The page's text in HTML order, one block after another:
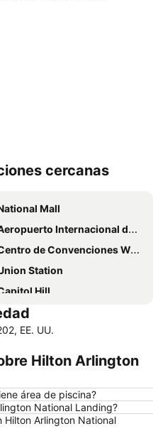
cercanas
Mall
Internacional de Baltimore-Washington
de Convenciones Walter E Washington
Station
Hill
field
White House Easter Egg Roll
Memorial
Carillón de los Paises Bajos
EE. UU.
Hilton Arlington
área de piscina?
National Landing?
Hilton Arlington National